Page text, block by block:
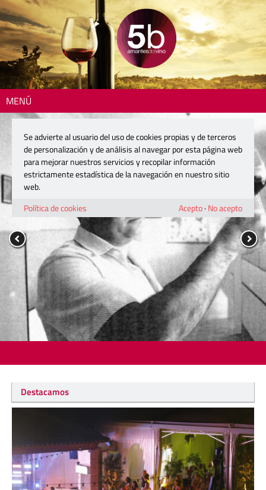
MENÚ
Destacamos
Se advierte al usuario del uso de cookies propias y de terceros
de personalización y de análisis al navegar por esta página web
para mejorar nuestros servicios y recopilar información
estrictamente estadística de la navegación en nuestro sitio
web.
Política de cookies
Acepto· No acepto